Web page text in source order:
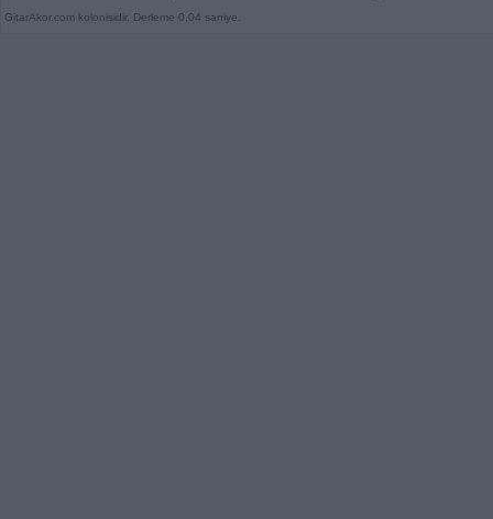
GitarAkor.com kolonisidir. Derleme 0,04 saniye.